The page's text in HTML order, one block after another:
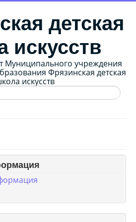
детская
искусств
Муниципального учреждения
Фрязинская детская
искусств
организации